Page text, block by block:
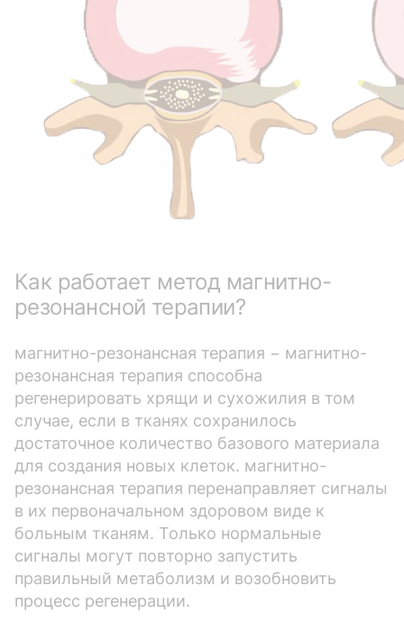
Как работает метод магнитно-
резонансной терапии?
магнитно-резонансная терапия − магнитно-
резонансная терапия способна
регенерировать хрящи и сухожилия в том
случае, если в тканях сохранилось
достаточное количество базового материала
для создания новых клеток. магнитно-
резонансная терапия перенаправляет сигналы
в их первоначальном здоровом виде к
больным тканям. Только нормальные
сигналы могут повторно запустить
правильный метаболизм и возобновить
процесс регенерации.